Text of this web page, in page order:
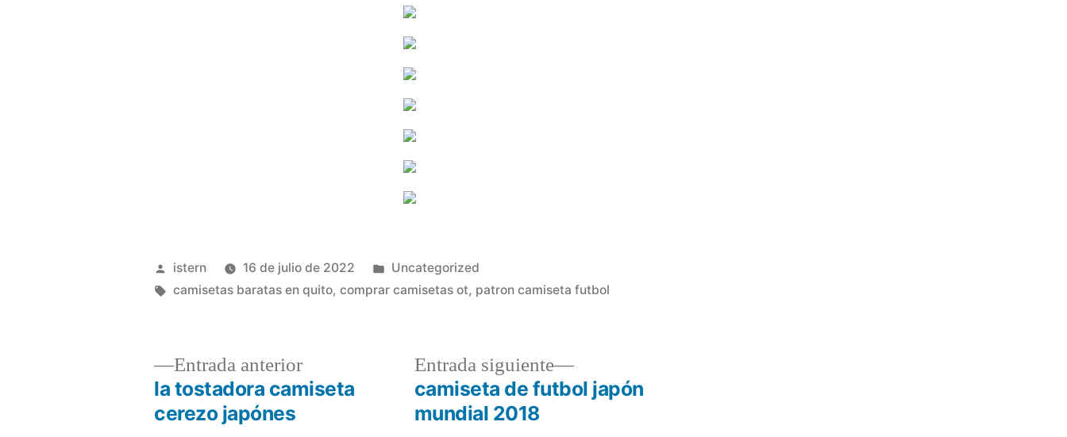
Publicado
por
istern 16 de julio de 2022
Publicado
en
Uncategorized
Etiquetas:
camisetas baratas en quito,comprar camisetas ot, patron camiseta futbol
Navegación
Entrada anteriorEntrada
anterior:
la tostadora camiseta
cerezo japónes
Entrada siguiente
Entrada
siguiente:
camiseta de futbol japón
mundial 2018